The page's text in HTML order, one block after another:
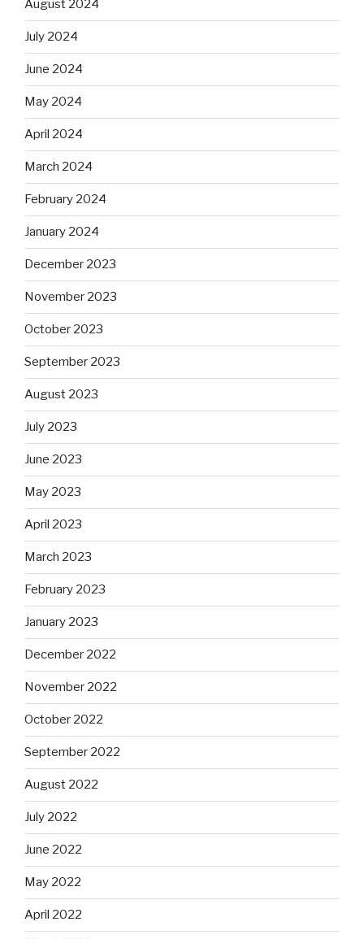
August 2024
July 2024
June 2024
May 2024
April 2024
March 2024
February 2024
January 2024
December 2023
November 2023
October 2023
September 2023
August 2023
July 2023
June 2023
May 2023
April 2023
March 2023
February 2023
January 2023
December 2022
November 2022
October 2022
September 2022
August 2022
July 2022
June 2022
May 2022
April 2022